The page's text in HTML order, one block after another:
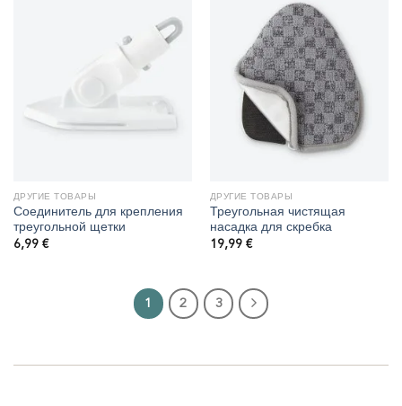
ДРУГИЕ ТОВАРЫ
Соединитель для крепления
треугольной щетки
6,99 €
ДРУГИЕ ТОВАРЫ
Треугольная чистящая
насадка для скребка
19,99 €
1 2 3